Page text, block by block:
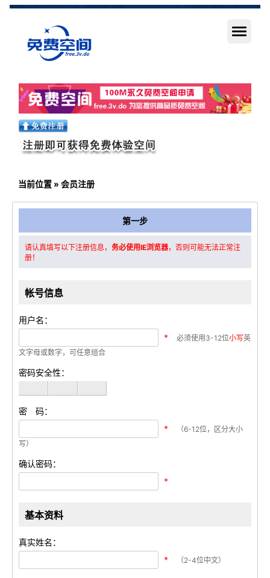
三维免费空间-会员注册|免费空间
当前位置 » 会员注册
第一步
请认真填写以下注册信息，务必使用IE浏览器，否则可能无法正常注
册！
帐号信息
用户名：
*
必须使用3-12位小写英
文字母或数字，可任意组合
密码安全性：
密 码：
*
（6-12位，区分大小
写）
确认密码：
*
基本资料
真实姓名：
*
（2-4位中文）